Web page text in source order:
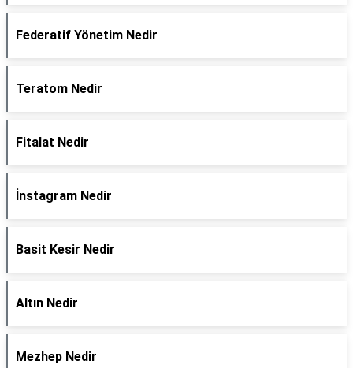
Federatif Yönetim Nedir
Teratom Nedir
Fitalat Nedir
İnstagram Nedir
Basit Kesir Nedir
Altın Nedir
Mezhep Nedir